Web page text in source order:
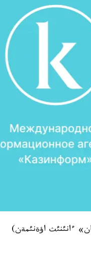
ءانئنئث اؤةنئمةن)